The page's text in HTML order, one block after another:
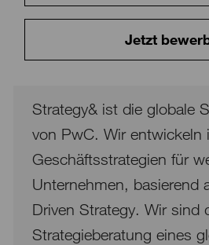
Jetzt
Strategy& ist die globale
von PwC. Wir entwickeln
Geschäftsstrategien für
Unternehmen, basierend
Driven Strategy. Wir sind
Strategieberatung eines